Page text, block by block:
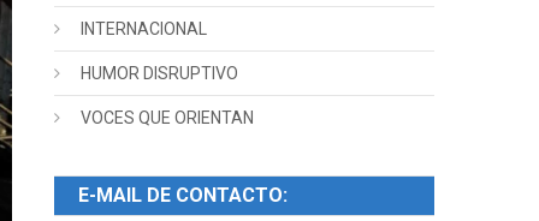
INTERNACIONAL
HUMOR DISRUPTIVO
VOCES QUE ORIENTAN
E-MAIL DE CONTACTO: